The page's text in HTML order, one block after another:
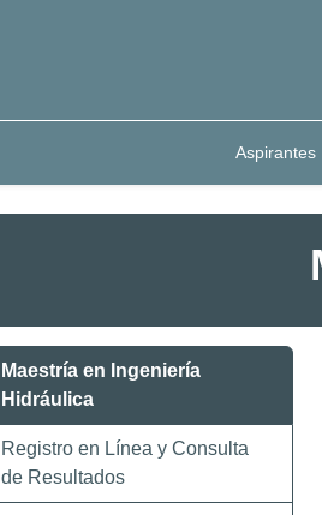
Aspirantes
Maestría en Ingeniería
Hidráulica
Registro en Línea y Consulta
de Resultados